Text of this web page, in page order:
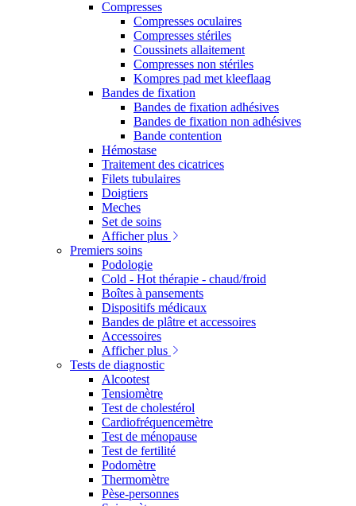
Compresses
Compresses oculaires
Compresses stériles
Coussinets allaitement
Compresses non stériles
Kompres pad met kleeflaag
Bandes de fixation
Bandes de fixation adhésives
Bandes de fixation non adhésives
Bande contention
Hémostase
Traitement des cicatrices
Filets tubulaires
Doigtiers
Meches
Set de soins
Afficher plus
Premiers soins
Podologie
Cold - Hot thérapie - chaud/froid
Boîtes à pansements
Dispositifs médicaux
Bandes de plâtre et accessoires
Accessoires
Afficher plus
Tests de diagnostic
Alcootest
Tensiomètre
Test de cholestérol
Cardiofréquencemètre
Test de ménopause
Test de fertilité
Podomètre
Thermomètre
Pèse-personnes